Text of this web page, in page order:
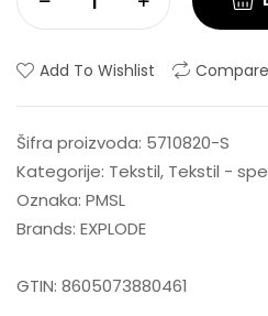
Add To Wishlist Compare
Šifra proizvoda: 5710820-S
Kategorije: Tekstil, Tekstil -
Oznaka: PMSL
Brands: EXPLODE
GTIN: 8605073880461